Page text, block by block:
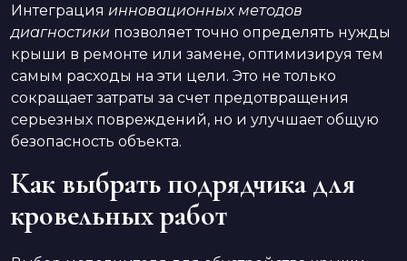
Интеграция инновационных методов
диагностики позволяет точно определять нужды
крыши в ремонте или замене, оптимизируя тем
самым расходы на эти цели. Это не только
сокращает затраты за счет предотвращения
серьезных повреждений, но и улучшает общую
безопасность объекта.
Как выбрать подрядчика для
кровельных работ